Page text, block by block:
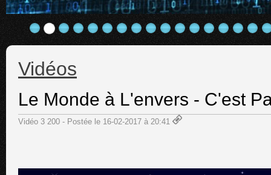
Vidéos
Le Monde à L'envers - C'est
Vidéo 3 200 - Postée le 16-02-2017 à 20:41